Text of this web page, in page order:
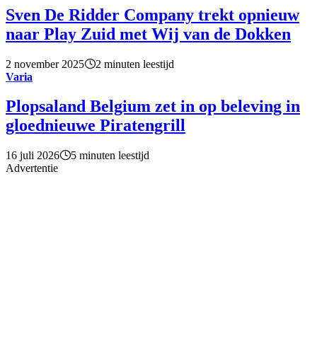
Sven De Ridder Company trekt opnieuw
naar Play Zuid met Wij van de Dokken
2 november 2025
2 minuten leestijd
Varia
Plopsaland Belgium zet in op beleving in
gloednieuwe Piratengrill
16 juli 2026
5 minuten leestijd
Advertentie